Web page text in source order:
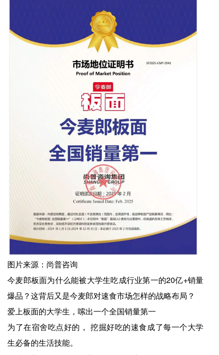
图片来源：尚普咨询
今麦郎板面为什么能被大学生吃成行业第一的20亿+销量
爆品？这背后又是今麦郎对速食市场怎样的战略布局？
爱上板面的大学生，嗦出一个全国销量第一
为了在宿舍吃点好的， 挖掘好吃的速食成了每一个大学
生必备的生活技能。